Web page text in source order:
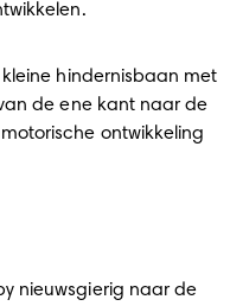
hindernisbaan met
de ene kant naar de
ontwikkeling
nieuwsgierig naar de